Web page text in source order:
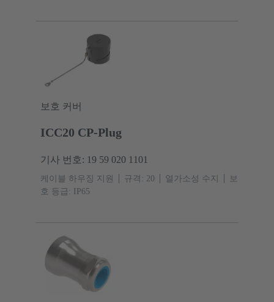
보호 커버
ICC20 CP-Plug
기사 번호: 19 59 020 1101
케이블 하우징 지원 규격: 20 열가소성 수지
보
호 등급: IP65